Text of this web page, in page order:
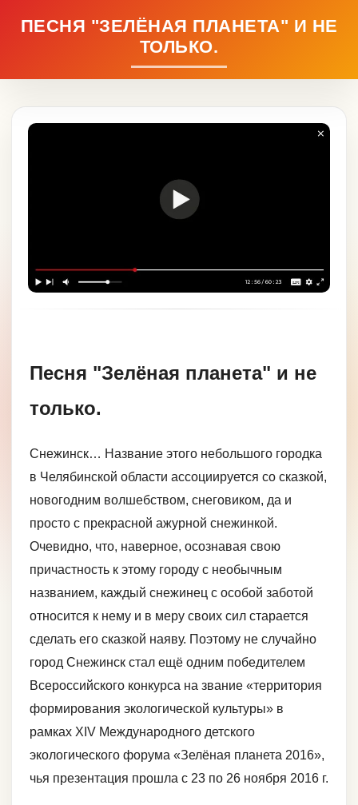
ПЕСНЯ "ЗЕЛЁНАЯ ПЛАНЕТА" И НЕ
ТОЛЬКО.
Песня "Зелёная планета" и не
только.
Снежинск… Название этого небольшого городка
в Челябинской области ассоциируется со сказкой,
новогодним волшебством, снеговиком, да и
просто с прекрасной ажурной снежинкой.
Очевидно, что, наверное, осознавая свою
причастность к этому городу с необычным
названием, каждый снежинец с особой заботой
относится к нему и в меру своих сил старается
сделать его сказкой наяву. Поэтому не случайно
город Снежинск стал ещё одним победителем
Всероссийского конкурса на звание «территория
формирования экологической культуры» в
рамках XIV Международного детского
экологического форума «Зелёная планета 2016»,
чья презентация прошла с 23 по 26 ноября 2016 г.